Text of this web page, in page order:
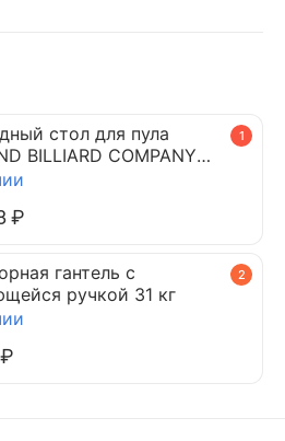
1
стол для пула
BILLIARD COMPANY
TRIUMPH 7 ф (черный)
₽
2
гантель c
вращающейся ручкой 31 кг
₽